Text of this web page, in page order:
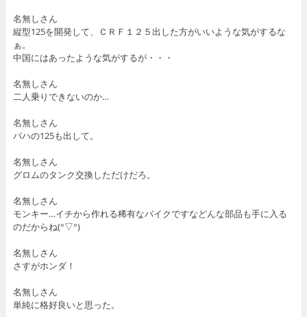
名無しさん
縦型125を開発して、ＣＲＦ１２５出した方がいいような気がするな
ぁ。
中国にはあったような気がするが・・・
名無しさん
二人乗りできないのか…
名無しさん
バハの125も出して。
名無しさん
グロムのタンク交換しただけだろ。
名無しさん
モンキー…イチから作れる稀有なバイクですなどんな部品も手に入る
のだからね(°▽°)
名無しさん
さすがホンダ！
名無しさん
単純に格好良いと思った。